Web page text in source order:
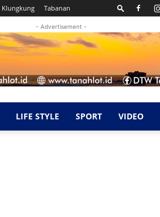
Klungkung Tabanan
- Advertisement -
LIFE STYLE SPORT VIDEO